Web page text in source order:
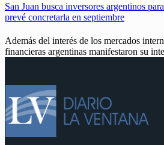
San Juan busca inversores argentinos
prevé concretarla en septiembre
Además del interés de los mercados
financieras argentinas manifestaron su